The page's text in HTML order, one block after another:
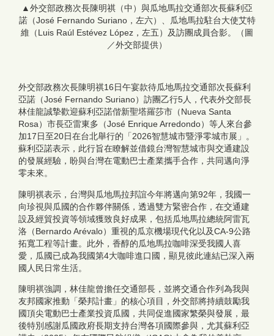
▲外交部政務次長陳明祺（中）與瓜地馬拉交通部次長蘇利亞
諾（José Fernando Suriano，左六）、瓜地馬拉駐台大使艾特
維（Luis Raúl Estévez López，左五）及訪團成員合影。（圖
／外交部提供）
外交部政務次長陳明祺16日午宴款待瓜地馬拉交通部次長蘇利
亞諾（José Fernando Suriano）訪團乙行5人，代表外交部長
林佳龍誠摯歡迎蘇利亞諾偕新聖塔羅莎市（Nueva Santa
Rosa）市長亞雷東多（José Enrique Arredondo）等人來台參
加17日至20日在台北舉行的「2026智慧城市暨淨零城市展」。
蘇利亞諾表示，此行旨在瞭解並借鏡台灣智慧城市與交通建設
的發展經驗，盼與台灣在電動巴士產業攜手合作，共同邁向淨
零未來。
陳明祺表示，台灣與瓜地馬拉邦誼今年將邁向第92年，我國一
向珍視與瓜國的合作夥伴關係，透過雙方緊密合作，在交通建
設及經貿投資等領域獲致良好成果，包括瓜地馬拉總統阿雷瓦
洛（Bernardo Arévalo）重視的瓜京機場現代化以及CA-9公路
拓寬工程等計畫。此外，香醇的瓜地馬拉咖啡深受我國人喜
愛，瓜國已成為我國第4大咖啡進口國，顯見彼此連結已深入兩
國人民日常生活。
陳明祺強調，林佳龍曾擔任交通部長，並將交通合作列為我與
友邦國家推動「榮邦計畫」的核心項目，外交部將持續鼓勵我
國頂尖電動巴士產業投資瓜國，共同促進國家繁榮與發展，最
後特別感謝瓜國政府長期支持台灣各項國際參與，尤其蘇利亞